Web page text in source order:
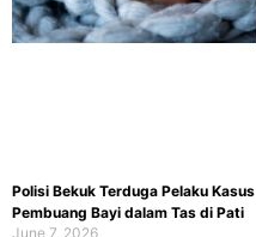
Polisi Bekuk Terduga Pelaku Kasus
Pembuang Bayi dalam Tas di Pati
June 7, 2026